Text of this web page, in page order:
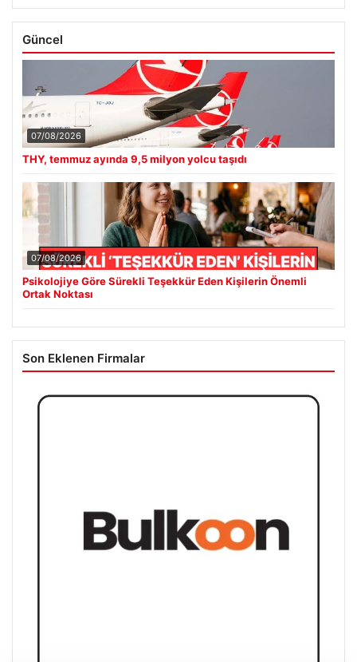
Güncel
07/08/2026
THY, temmuz ayında 9,5 milyon yolcu taşıdı
07/08/2026
Psikolojiye Göre Sürekli Teşekkür Eden Kişilerin Önemli
Ortak Noktası
Son Eklenen Firmalar